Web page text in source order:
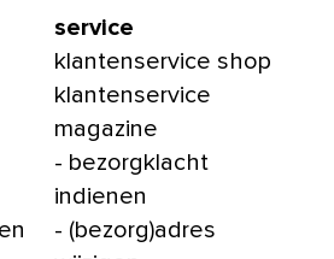
service
klantenservice shop
klantenservice
magazine
- bezorgklacht
indienen
- (bezorg)adres